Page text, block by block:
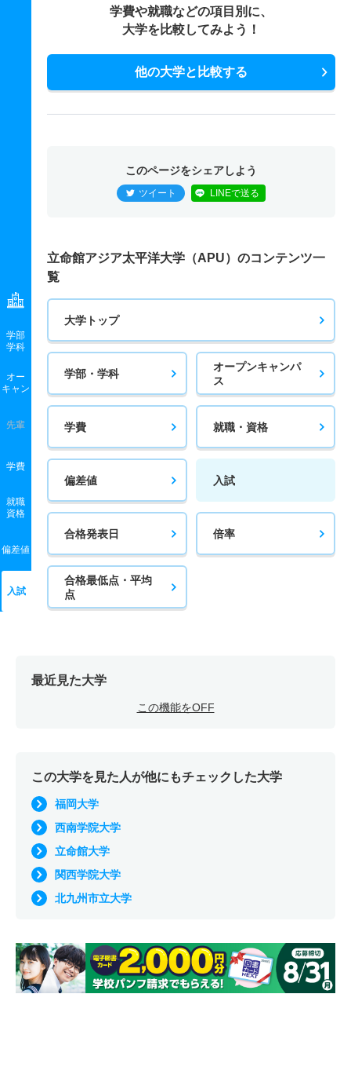
学部
学科
オー
キャン
先輩
学費
就職
資格
偏差値
入試
学費や就職などの項目別に、
大学を比較してみよう！
他の大学と比較する
このページをシェアしよう
ツイート LINEで送る
立命館アジア太平洋大学（APU）のコンテンツ一
覧
大学トップ
学部・学科
オープンキャンパ
ス
学費 就職・資格
偏差値 入試
合格発表日 倍率
合格最低点・平均
点
最近見た大学
この機能をOFF
この大学を見た人が他にもチェックした大学
福岡大学
西南学院大学
立命館大学
関西学院大学
北九州市立大学